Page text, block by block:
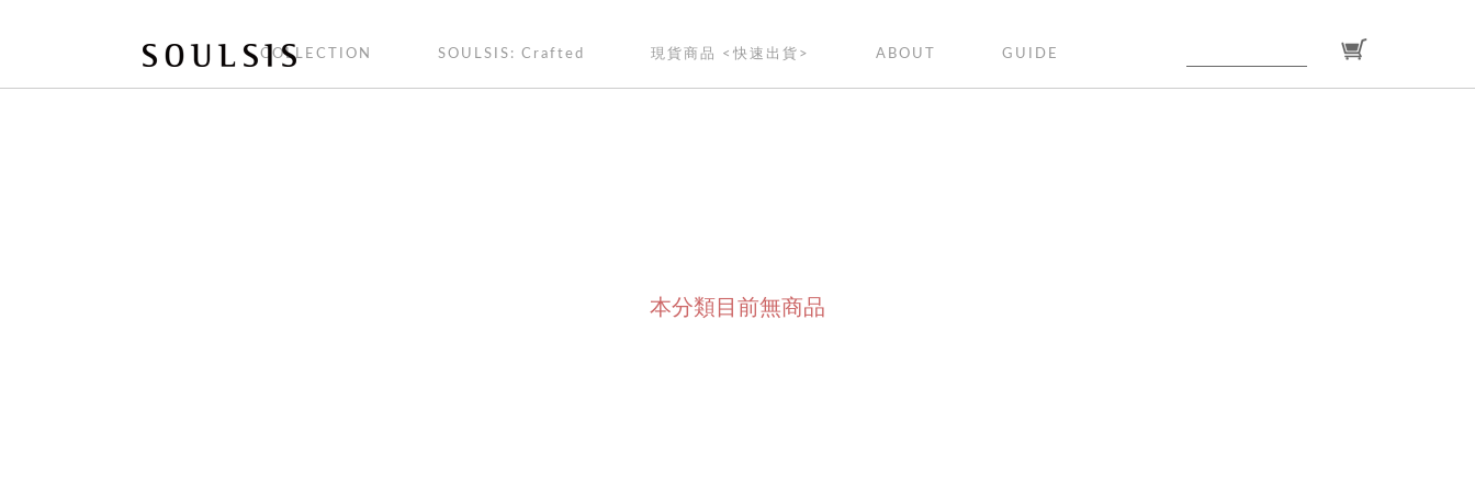
COLLECTION SOULSIS: Crafted 現貨商品 <快速出貨> ABOUT GUIDE
本分類目前無商品